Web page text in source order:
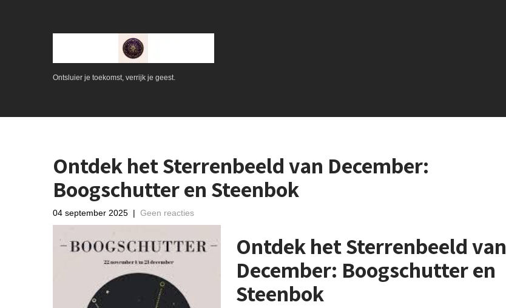
Ontsluier je toekomst, verrijk je geest.
Ontdek het Sterrenbeeld van December:
Boogschutter en Steenbok
04 september 2025 | Geen reacties
Ontdek het Sterrenbeeld van
December: Boogschutter en
Steenbok